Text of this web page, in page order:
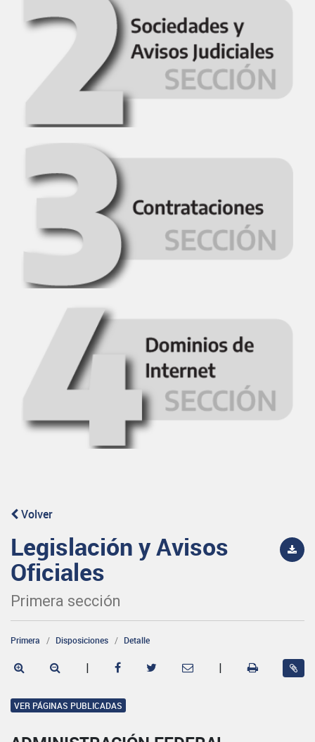
Volver
Legislación y Avisos
Oficiales
Primera sección
Primera Disposiciones Detalle
| |
VER PÁGINAS PUBLICADAS